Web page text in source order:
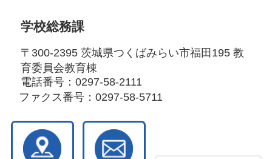
学校総務課
〒300-2395 茨城県つくばみらい市福田195 教
育委員会教育棟
電話番号： 0297-58-2111
ファクス番号：0297-58-5711